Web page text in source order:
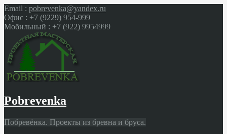
Email : pobrevenka@yandex.ru
Офис : +7 (9229) 954-999
Мобильный : +7 (922) 9954999
Pobrevenka
Побревёнка. Проекты из бревна и бруса.